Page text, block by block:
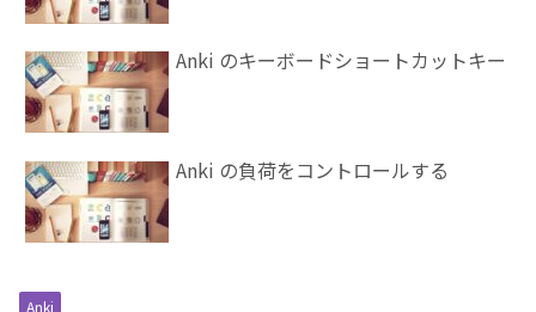
Anki のキーボードショートカットキー
Anki の負荷をコントロールする
Anki